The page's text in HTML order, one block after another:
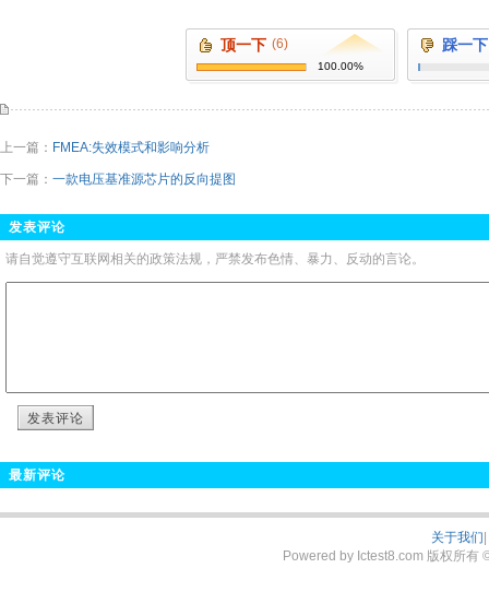
顶一下 (6)
100.00%
踩一下
上一篇： FMEA:失效模式和影响分析
下一篇： 一款电压基准源芯片的反向提图
发表评论
请自觉遵守互联网相关的政策法规，严禁发布色情、暴力、反动的言论。
发表评论
最新评论
关于我们
Powered by Ictest8.com 版权所